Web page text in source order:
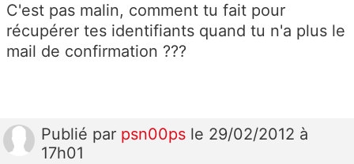
C'est pas malin, comment tu fait pour
récupérer tes identifiants quand tu n'a plus le
mail de confirmation ???
Publié par psn00ps le 29/02/2012 à
17h01